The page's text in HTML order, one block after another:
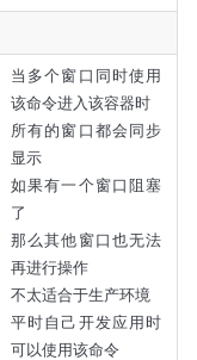
当多个窗口同时使用
该命令进入该容器时
所有的窗口都会同步
显示
如果有一个窗口阻塞
了
那么其他窗口也无法
再进行操作
不太适合于生产环境
平时自己开发应用时
可以使用该命令